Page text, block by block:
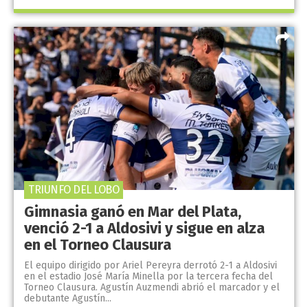
Gimnasia ganó en Mar del Plata,
venció 2-1 a Aldosivi y sigue en alza
en el Torneo Clausura
El equipo dirigido por Ariel Pereyra derrotó 2-1 a Aldosivi
en el estadio José María Minella por la tercera fecha del
Torneo Clausura. Agustín Auzmendi abrió el marcador y el
debutante Agustín...
TRIUNFO DEL LOBO